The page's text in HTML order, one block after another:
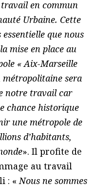
travail en commun
Urbaine. Cette
que nous
mise en place au
« Aix-Marseille
sera
notre travail car
chance historique
une métropole de
d’habitants,
». Il profite de
au travail
: « Nous ne sommes